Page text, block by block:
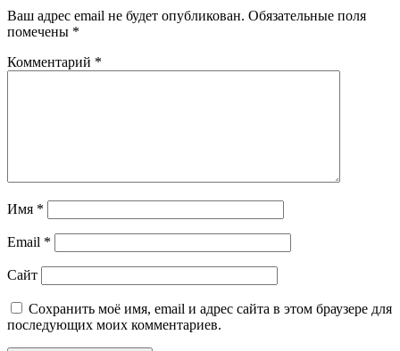
Ваш адрес email не будет опубликован. Обязательные поля
помечены *
Комментарий *
Имя *
Email *
Сайт
Сохранить моё имя, email и адрес сайта в этом браузере для
последующих моих комментариев.